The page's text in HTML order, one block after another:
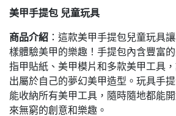
美甲手提包 兒童玩具
商品介紹 ：這款美甲手提包兒童玩具
樣體驗美甲的樂趣！手提包內含豐富
指甲貼紙、美甲模片和多款美甲工具
出屬於自己的夢幻美甲造型。玩具手
能收納所有美甲工具，隨時隨地都能
來無窮的創意和樂趣。